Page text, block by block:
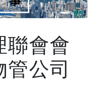
聯會會
公司